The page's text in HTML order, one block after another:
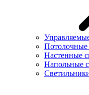
Потолочные
Настенные
Напольные